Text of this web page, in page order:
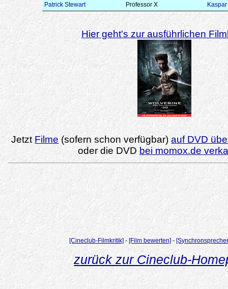
Patrick Stewart
Professor X
Hier geht's zur ausführlichen
Jetzt Filme (sofern schon verfügbar)auf DVD
oder die DVD bei momox.de
[Cineclub-Filmkritik] - [Film bewerten] -
zurück zur Cineclub-